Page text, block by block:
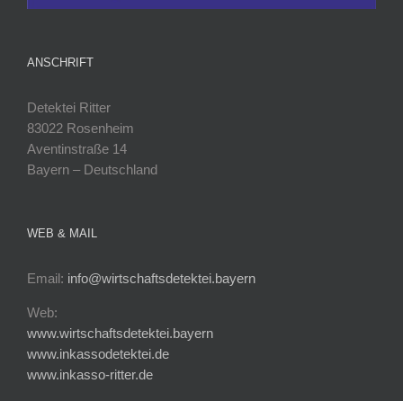
ANSCHRIFT
Detektei Ritter
83022 Rosenheim
Aventinstraße 14
Bayern – Deutschland
WEB & MAIL
Email: info@wirtschaftsdetektei.bayern
Web:
www.wirtschaftsdetektei.bayern
www.inkassodetektei.de
www.inkasso-ritter.de